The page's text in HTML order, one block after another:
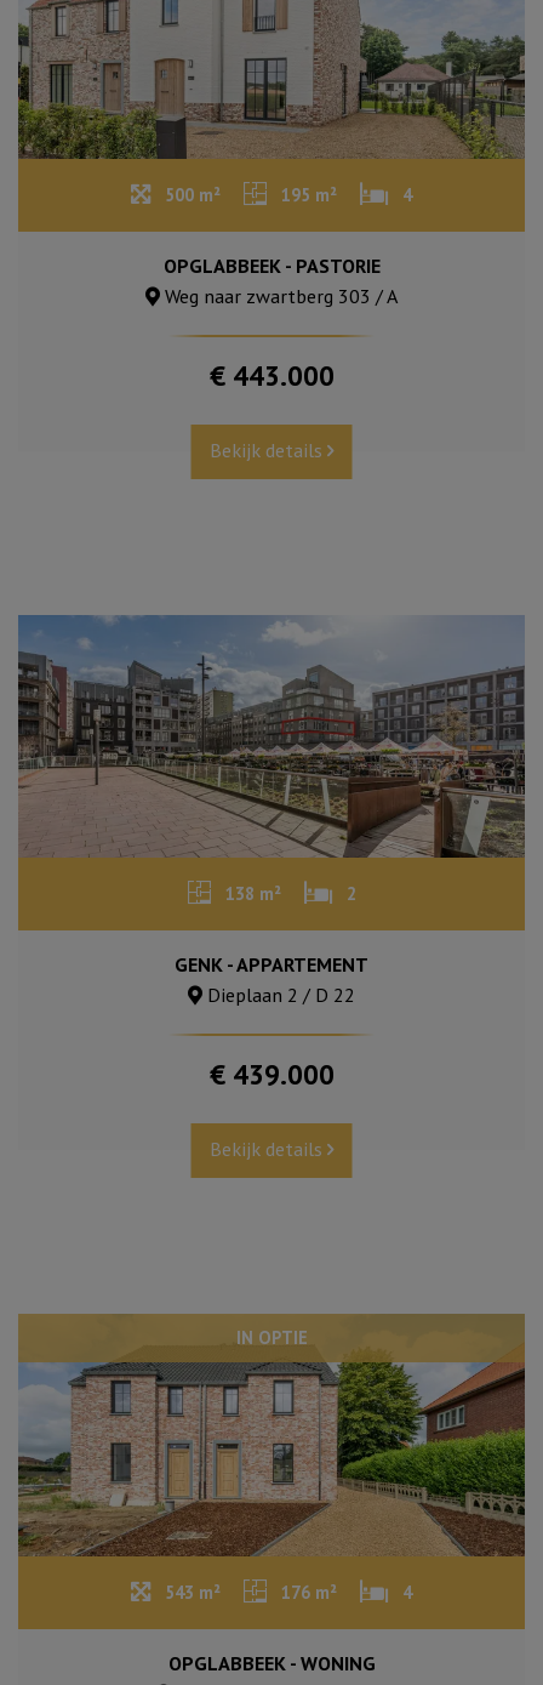
500 m² 195 m² 4
OPGLABBEEK - PASTORIE
Weg naar zwartberg 303 / A
€ 443.000
Bekijk details
138 m² 2
GENK - APPARTEMENT
Dieplaan 2 / D 22
€ 439.000
Bekijk details
IN OPTIE
543 m² 176 m² 4
OPGLABBEEK - WONING